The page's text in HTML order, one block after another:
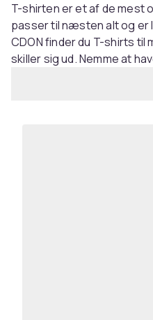
T-shirten er et af de mest
passer til næsten alt og er
CDON finder du T-shirts
skiller sig ud. Nemme at